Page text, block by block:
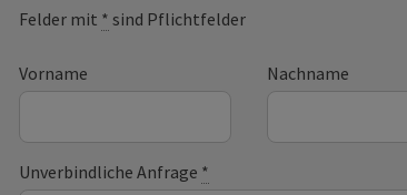
Felder mit * sind Pflichtfelder
Vorname Nachname
Unverbindliche Anfrage *